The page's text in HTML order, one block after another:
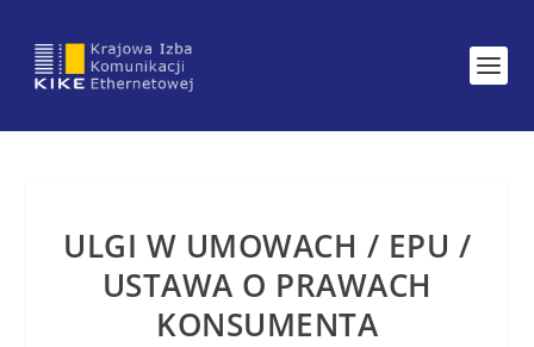
ULGI W UMOWACH / EPU /
USTAWA O PRAWACH
KONSUMENTA